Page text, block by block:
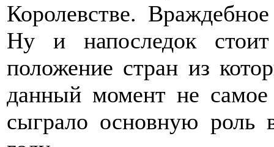
Королевстве.
Ну и напоследок стоит
положение стран из
данный момент не самое
сыграло основную роль